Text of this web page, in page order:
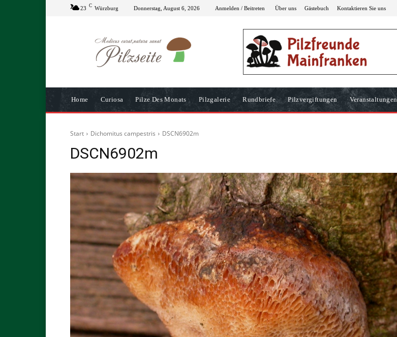
23 C Würzburg Donnerstag, August 6, 2026 Anmelden / Beitreten Über uns Gästebuch Kontaktieren Sie uns
Home Curiosa Pilze Des Monats Pilzgalerie Rundbriefe Pilzvergiftungen Veranstaltungen
Start Dichomitus campestris DSCN6902m
DSCN6902m